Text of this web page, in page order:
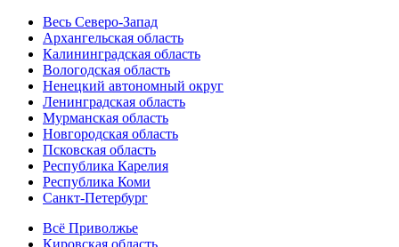
Весь Северо-Запад
Архангельская область
Калининградская область
Вологодская область
Ненецкий автономный округ
Ленинградская область
Мурманская область
Новгородская область
Псковская область
Республика Карелия
Республика Коми
Санкт-Петербург
Всё Приволжье
Кировская область